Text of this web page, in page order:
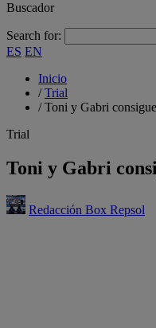
Buscador
Search for:
ES EN
Inicio
/Trial
/Toni y Gabri
Trial
Toni y Gabri
Redacción Box Repsol